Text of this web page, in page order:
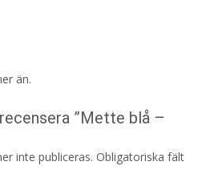
än.
”Mette blå –
inte publiceras. Obligatoriska fält